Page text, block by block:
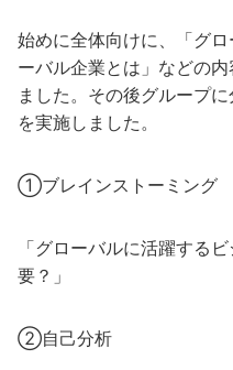
始めに全体向けに、「グ
ーバル企業とは」などの
ました。その後グループ
を実施しました。
①ブレインストーミング
「グローバルに活躍する
要？」
②自己分析